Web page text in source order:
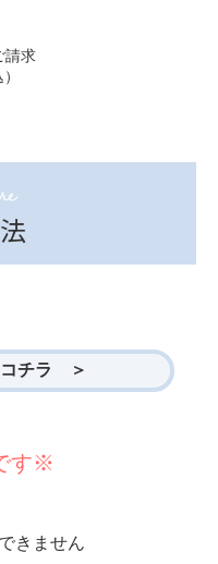
コチラ ＞
す※
きません